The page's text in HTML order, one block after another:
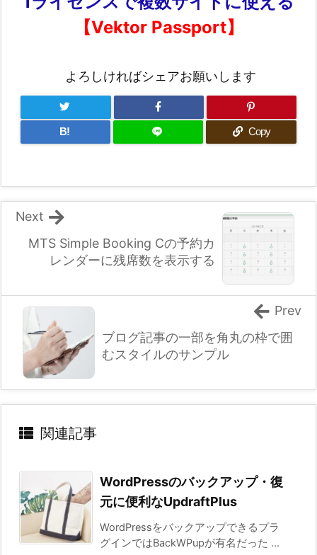
【Vektor Passport】
よろしければシェアお願いします
B! Copy
MTS Simple Booking Cの予約カ
レンダーに残席数を表示する
Next
ブログ記事の一部を角丸の枠で囲
むスタイルのサンプル
Prev
関連記事
WordPressのバックアップ・復
元に便利なUpdraftPlus
WordPressをバックアップできるプラ
グインではBackWPupが有名だった ...